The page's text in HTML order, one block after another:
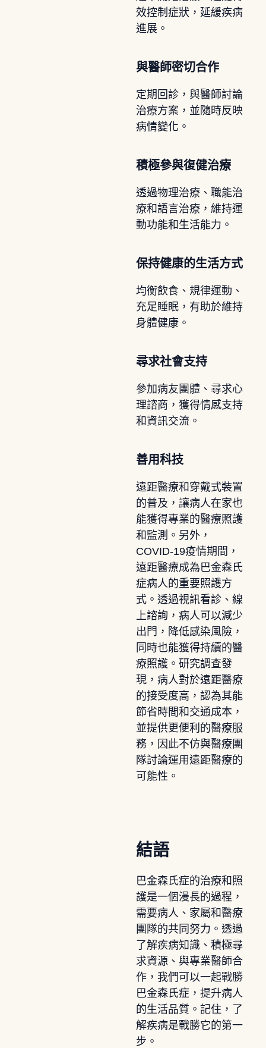
效控制症狀，延緩疾病
進展。
與醫師密切合作
定期回診，與醫師討論
治療方案，並隨時反映
病情變化。
積極參與復健治療
透過物理治療、職能治
療和語言治療，維持運
動功能和生活能力。
保持健康的生活方式
均衡飲食、規律運動、
充足睡眠，有助於維持
身體健康。
尋求社會支持
參加病友團體、尋求心
理諮商，獲得情感支持
和資訊交流。
善用科技
遠距醫療和穿戴式裝置
的普及，讓病人在家也
能獲得專業的醫療照護
和監測。另外，
COVID-19疫情期間，
遠距醫療成為巴金森氏
症病人的重要照護方
式。透過視訊看診、線
上諮詢，病人可以減少
出門，降低感染風險，
同時也能獲得持續的醫
療照護。研究調查發
現，病人對於遠距醫療
的接受度高，認為其能
節省時間和交通成本，
並提供更便利的醫療服
務，因此不仿與醫療團
隊討論運用遠距醫療的
可能性。
結語
巴金森氏症的治療和照
護是一個漫長的過程，
需要病人、家屬和醫療
團隊的共同努力。透過
了解疾病知識、積極尋
求資源、與專業醫師合
作，我們可以一起戰勝
巴金森氏症，提升病人
的生活品質。記住，了
解疾病是戰勝它的第一
步。